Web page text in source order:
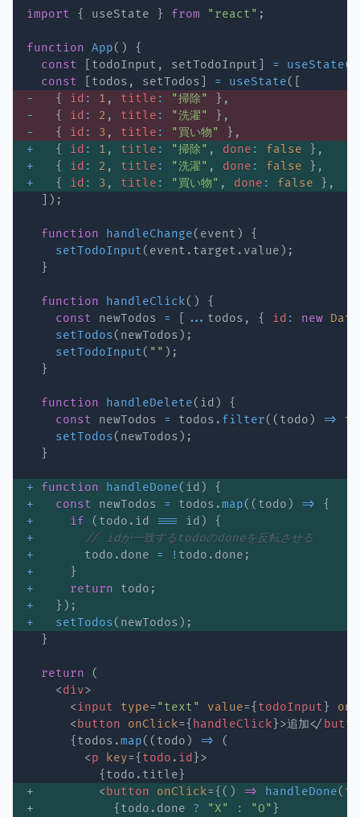
import { useState } from "react" ;
function App( )
{
const
todoInput , setTodoInput = useState(
const
todos , setTodos = useState(
-
{ id : 1 , title : "掃除" } ,
-
{ id : 2 , title : "洗濯" } ,
-
{ id : 3 , title : "買い物" } ,
+
{ id : 1 , title : "掃除" , done : false } ,
+
{ id : 2 , title : "洗濯" , done : false } ,
+
{ id : 3 , title : "買い物" , done : false } ,
) ;
function handleChange( event )
{
setTodoInput( event . target . value ) ;
}
function handleClick( )
{
const newTodos = ... todos , { id : new Date
setTodos( newTodos ) ;
setTodoInput( "" ) ;
}
function handleDelete( id )
{
const newTodos = todos . filter( ( todo ) =>
setTodos( newTodos ) ;
}
+ function handleDone( id )
{
+
const newTodos = todos .map( ( todo ) =>
{
+
if ( todo . id === id )
{
+
// idが一致するtodoのdoneを反転させる
+
       todo
. done = ! todo . done ;
+
}
+
return todo ;
+
} ) ;
+
setTodos( newTodos ) ;
}
return
(
<div>
<input type= "text" value={ todoInput }
< button onClick={ handleClick }>追加</
{ todos .map( ( todo ) =>
(
<p key={ todo . id }>
{ todo . title }
+ < button onClick={ ( ) => handleDone(
+ { todo . done ? "X" : "O" }